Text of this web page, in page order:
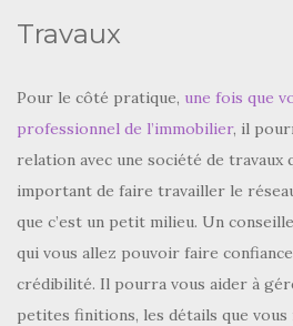
Travaux
Pour le côté pratique, une fois que
professionnel de l’immobilier, il
relation avec une société de travaux
important de faire travailler le
que c’est un petit milieu. Un
qui vous allez pouvoir faire
crédibilité. Il pourra vous aider à
petites finitions, les détails que